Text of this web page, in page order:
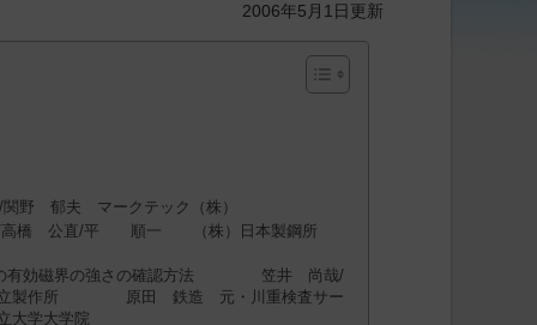
2006年5月1日更新
郁夫 マークテック（株）
/高橋 公直/平 順一 （株）日本製鋼所
面の有効磁界の強さの確認方法 笠井 尚哉/
製作所 原田 鉄造 元・川重検査サー
学大学院